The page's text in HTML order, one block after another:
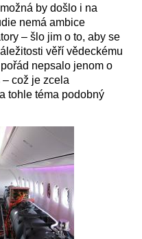
by došlo i na
nemá ambice
– šlo jim o to, aby se
věří vědeckému
nepsalo jenom o
což je zcela
tohle téma podobný